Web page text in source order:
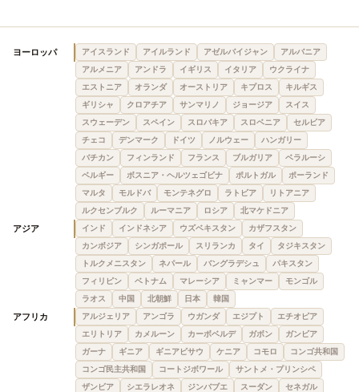
ヨーロッパ アイスランド アイルランド アゼルバイジャン
アルバニア
アルメニア
アンドラ イギリス イタリア
ウクライナ
エストニア
オランダ オーストリア キプロス
キルギス
ギリシャ
クロアチア サンマリノ ジョージア
スイス
スウェーデン
スペイン スロバキア スロベニア
セルビア
チェコ
デンマーク ドイツ ノルウェー
ハンガリー
バチカン
フィンランド フランス ブルガリア
ベラルーシ
ベルギー
ボスニア・ヘルツェゴビナ ポルトガル
ポーランド
マルタ
モルドバ モンテネグロ ラトビア
リトアニア
ルクセンブルク
ルーマニア ロシア 北マケドニア
アジア インド インドネシア ウズベキスタン
カザフスタン
カンボジア
シンガポール スリランカ タイ
タジキスタン
トルクメニスタン
ネパール バングラデシュ
パキスタン
フィリピン
ベトナム マレーシア ミャンマー
モンゴル
ラオス
中国 北朝鮮 日本 韓国
アフリカ アルジェリア アンゴラ ウガンダ エジプト
エチオピア
エリトリア
カメルーン カーボベルデ ガボン
ガンビア
ガーナ
ギニア ギニアビサウ ケニア コモロ
コンゴ共和国
コンゴ民主共和国
コートジボワール
サントメ・プリンシペ
ザンビア
シエラレオネ ジンバブエ スーダン
セネガル